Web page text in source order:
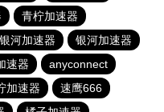
青柠加速器
银河加速器
银河加速器
速器
anyconnect
加速器
速鹰666